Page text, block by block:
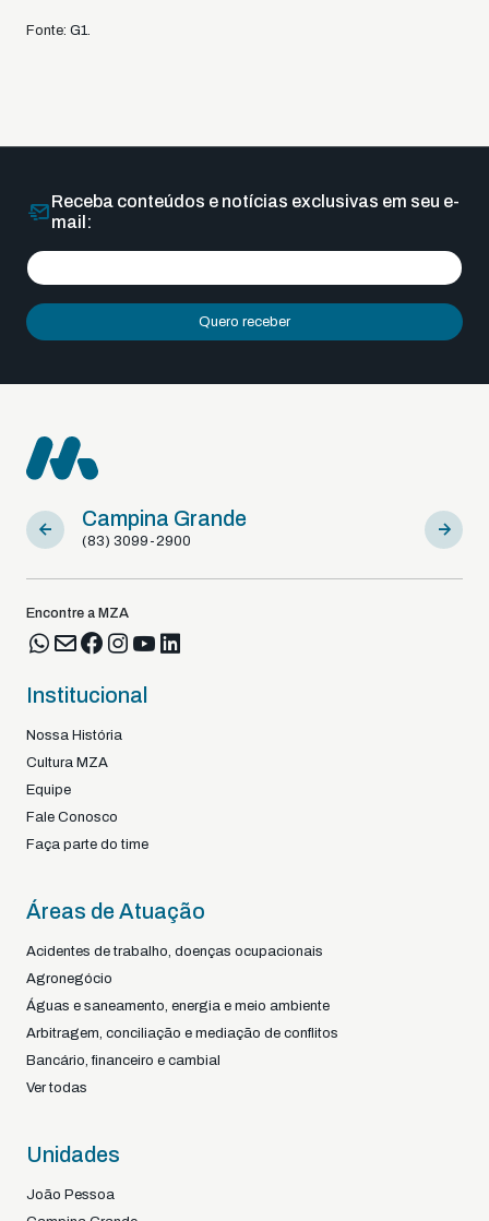
Fonte: G1.
Receba conteúdos e notícias exclusivas em seu e-
mail:
Quero receber
Campina Grande
(83) 3099-2900
Sousa
(83)
Encontre a MZA
Institucional
Nossa História
Cultura MZA
Equipe
Fale Conosco
Faça parte do time
Áreas de Atuação
Acidentes de trabalho, doenças ocupacionais
Agronegócio
Águas e saneamento, energia e meio ambiente
Arbitragem, conciliação e mediação de conflitos
Bancário, financeiro e cambial
Ver todas
Unidades
João Pessoa